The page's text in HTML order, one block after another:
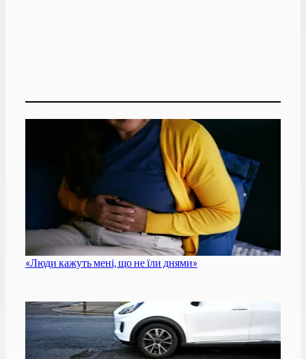
«Люди кажуть мені, що не їли днями»